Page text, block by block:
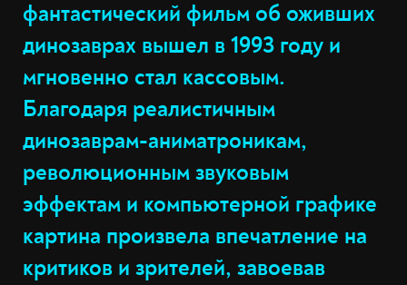
фантастический фильм об оживших
динозаврах вышел в 1993 году и
мгновенно стал кассовым.
Благодаря реалистичным
динозаврам-аниматроникам,
революционным звуковым
эффектам и компьютерной графике
картина произвела впечатление на
критиков и зрителей, завоевав